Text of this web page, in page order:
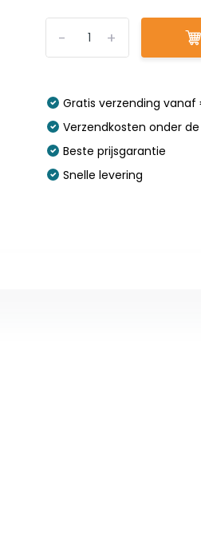
+
-
Gratis verzending vanaf
Verzendkosten onder
Beste prijsgarantie
Snelle levering